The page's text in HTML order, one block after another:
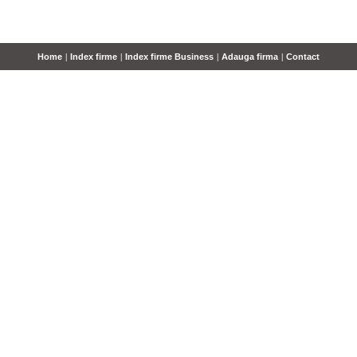
Home | Index firme | Index firme Business | Adauga firma | Contact